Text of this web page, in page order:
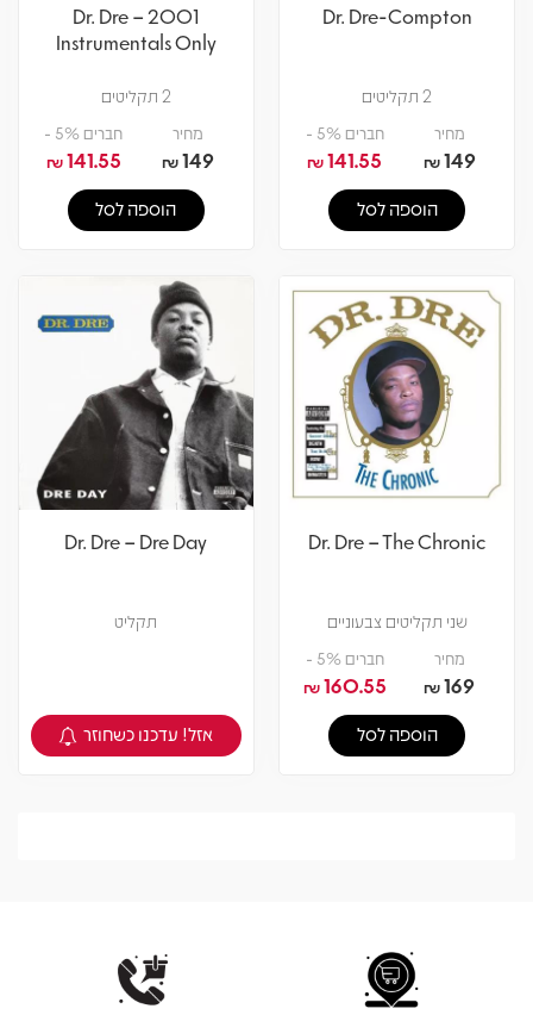
Dr. Dre-Compton
2 תקליטים
מחיר
149
₪
חברים 5% -
141.55
₪
הוספה לסל
Dr. Dre – 2001
Instrumentals Only
2 תקליטים
מחיר
149
₪
חברים 5% -
141.55
₪
הוספה לסל
Dr. Dre – The Chronic
שני תקליטים צבעוניים
מחיר
169
₪
חברים 5% -
160.55
₪
הוספה לסל
Dr. Dre – Dre Day
תקליט
צפיה במוצר
אזל! עדכנו כשחוזר